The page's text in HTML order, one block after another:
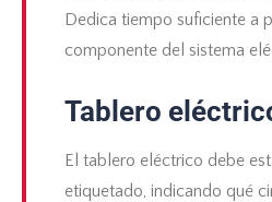
Dedica tiempo suficiente a
componente del sistema
Tablero
El tablero eléctrico debe
etiquetado, indicando qué